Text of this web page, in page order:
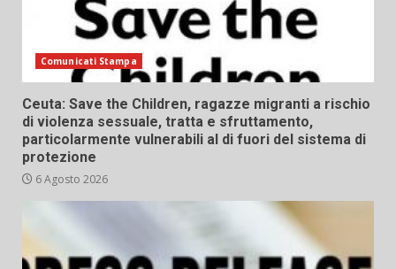
Comunicati Stampa
Ceuta: Save the Children, ragazze migranti a rischio
di violenza sessuale, tratta e sfruttamento,
particolarmente vulnerabili al di fuori del sistema di
protezione
6 Agosto 2026